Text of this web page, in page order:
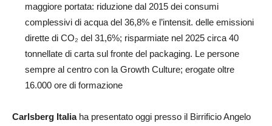
maggiore portata: riduzione dal 2015 dei consumi
complessivi di acqua del 36,8% e l’intensit. delle emissioni
dirette di CO₂ del 31,6%; risparmiate nel 2025 circa 40
tonnellate di carta sul fronte del packaging. Le persone
sempre al centro con la Growth Culture; erogate oltre
16.000 ore di formazione
Carlsberg Italiaha presentato oggi presso il Birrificio Angelo